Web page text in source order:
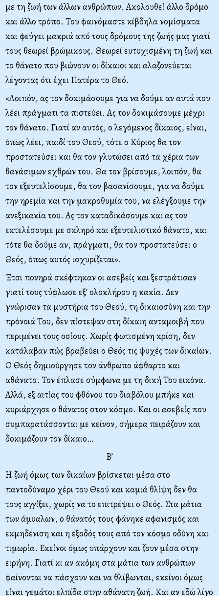
με τη ζωή των άλλων ανθρώπων. Ακολουθεί άλλο δρόμο
και άλλο τρόπο. Του φαινόμαστε κίβδηλα νομίσματα
και φεύγει μακριά από τους δρόμους της ζωής μας γιατί
τους θεωρεί βρώμικους. Θεωρεί ευτυχισμένη τη ζωή και
το θάνατο που βιώνουν οι δίκαιοι και αλαζονεύεται
λέγοντας ότι έχει Πατέρα το Θεό.
«Λοιπόν, ας τον δοκιμάσουμε για να δούμε αν αυτά που
λέει πράγματι τα πιστεύει. Ας τον δοκιμάσουμε μέχρι
τον θάνατο. Γιατί αν αυτός, ο λεγόμενος δίκαιος, είναι,
όπως λέει, παιδί του Θεού, τότε ο Κύριος θα τον
προστατεύσει και θα τον γλυτώσει από τα χέρια των
θανάσιμων εχθρών του. Θα τον βρίσουμε, λοιπόν, θα
τον εξευτελίσουμε, θα τον βασανίσουμε, για να δούμε
την ηρεμία και την μακροθυμία του, να ελέγξουμε την
ανεξικακία του. Ας τον καταδικάσουμε και ας τον
εκτελέσουμε με σκληρό και εξευτελιστικό θάνατο, και
τότε θα δούμε αν, πράγματι, θα τον προστατεύσει ο
Θεός, όπως αυτός ισχυρίζεται».
Έτσι πονηρά σκέφτηκαν οι ασεβείς και ξεστράτισαν
γιατί τους τύφλωσε εξ’ ολοκλήρου η κακία. Δεν
γνώρισαν τα μυστήρια του Θεού, τη δικαιοσύνη και την
πρόνοιά Του, δεν πίστεψαν στη δίκαιη ανταμοιβή που
περιμένει τους οσίους. Χωρίς φωτισμένη κρίση, δεν
κατάλαβαν πώς βραβεύει ο Θεός τις ψυχές των δικαίων.
Ο Θεός δημιούργησε τον άνθρωπο άφθαρτο και
αθάνατο. Τον έπλασε σύμφωνα με τη δική Του εικόνα.
Αλλά, εξ αιτίας του φθόνου του διαβόλου μπήκε και
κυριάρχησε ο θάνατος στον κόσμο. Και οι ασεβείς που
συμπαρατάσσονται με κείνον, σήμερα πειράζουν και
δοκιμάζουν τον δίκαιο…
B’
Η ζωή όμως των δικαίων βρίσκεται μέσα στο
παντοδύναμο χέρι του Θεού και καμιά θλίψη δεν θα
τους αγγίξει, χωρίς να το επιτρέψει ο Θεός. Στα μάτια
των άμυαλων, ο θάνατός τους φάνηκε αφανισμός και
εκμηδένιση και η έξοδός τους από τον κόσμο οδύνη και
τιμωρία. Εκείνοι όμως υπάρχουν και ζουν μέσα στην
ειρήνη. Γιατί κι αν ακόμη στα μάτια των ανθρώπων
φαίνονται να πάσχουν και να θλίβωνται, εκείνοι όμως
είναι γεμάτοι ελπίδα στην αθάνατη ζωή. Και αν εδώ λίγο